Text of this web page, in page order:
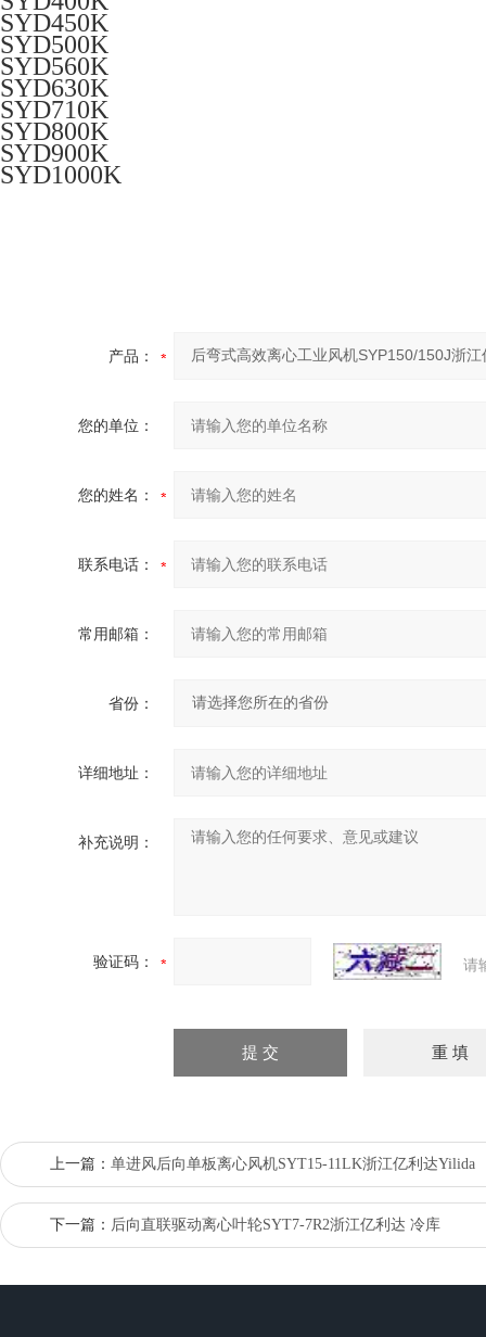
SYD450K
SYD500K
SYD560K
SYD630K
SYD710K
SYD800K
SYD900K
SYD1000K
产品：
您的单位：
您的姓名：
联系电话：
常用邮箱：
省份：
详细地址：
补充说明：
验证码： 请
上一篇： 单进风后向单板离心风机SYT15-11LK浙江亿利达Yilida
下一篇： 后向直联驱动离心叶轮SYT7-7R2浙江亿利达 冷库